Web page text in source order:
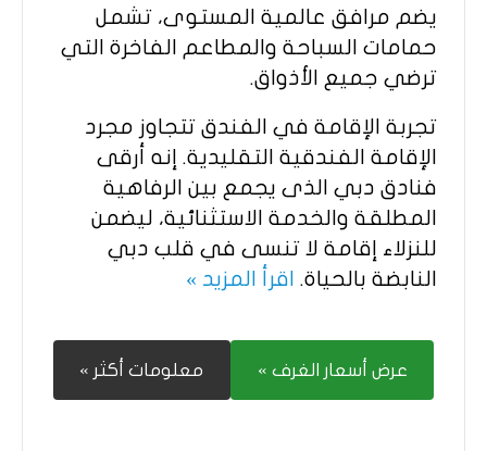
يضم مرافق عالمية المستوى، تشمل
حمامات السباحة والمطاعم الفاخرة التي
ترضي جميع الأذواق.
تجربة الإقامة في الفندق تتجاوز مجرد
الإقامة الفندقية التقليدية. إنه أرقى
فنادق دبي الذى يجمع بين الرفاهية
المطلقة والخدمة الاستثنائية، ليضمن
للنزلاء إقامة لا تنسى في قلب دبي
النابضة بالحياة. اقرأ المزيد »
عرض أسعار الغرف » معلومات أكثر »